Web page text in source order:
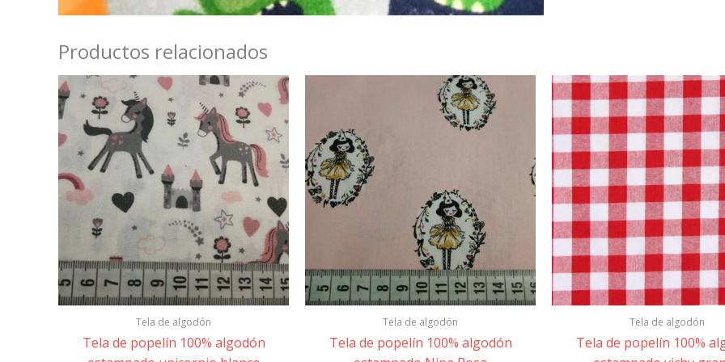
Productos relacionados
Tela de algodón
Tela de popelín 100% algodón
Tela de algodón
Tela de popelín 100% algodón
Tela de algodón
Tela de popelín 100%